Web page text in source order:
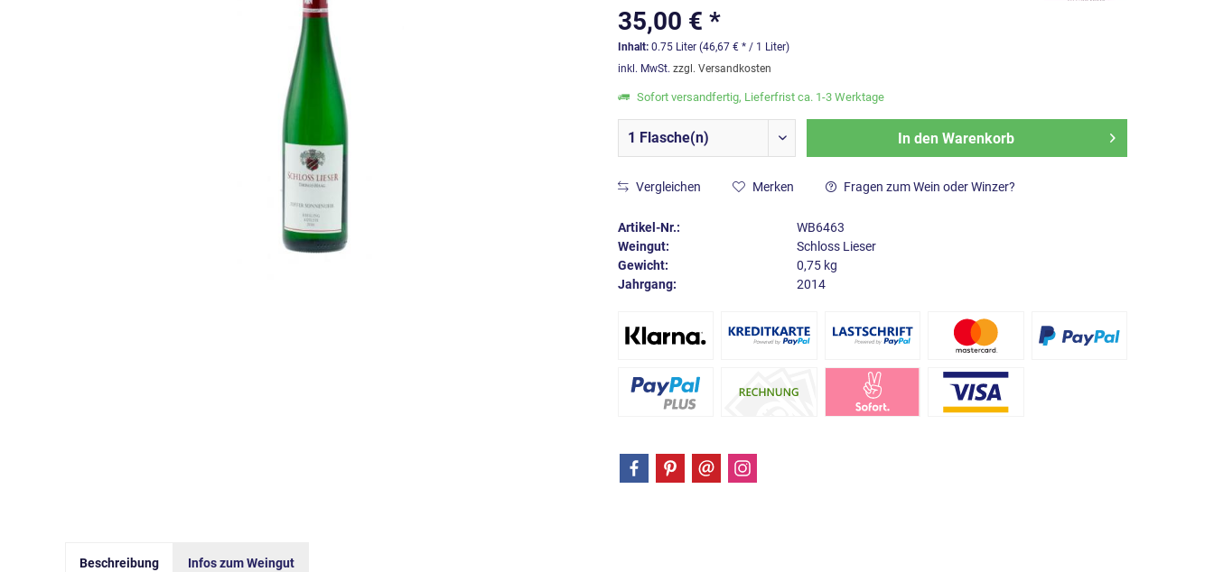
35,00 € *
Inhalt: 0.75 Liter (46,67 € * / 1 Liter)
inkl. MwSt. zzgl. Versandkosten
Sofort versandfertig, Lieferfrist ca. 1-3 Werktage
In den Warenkorb
Vergleichen Merken Fragen zum Wein oder Winzer?
Artikel-Nr.:
WB6463
Weingut:
Schloss Lieser
Gewicht:
0,75 kg
Jahrgang:
2014
Beschreibung Infos zum Weingut